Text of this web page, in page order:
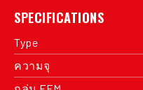
SPECIFICATIONS
Type
ความจุ